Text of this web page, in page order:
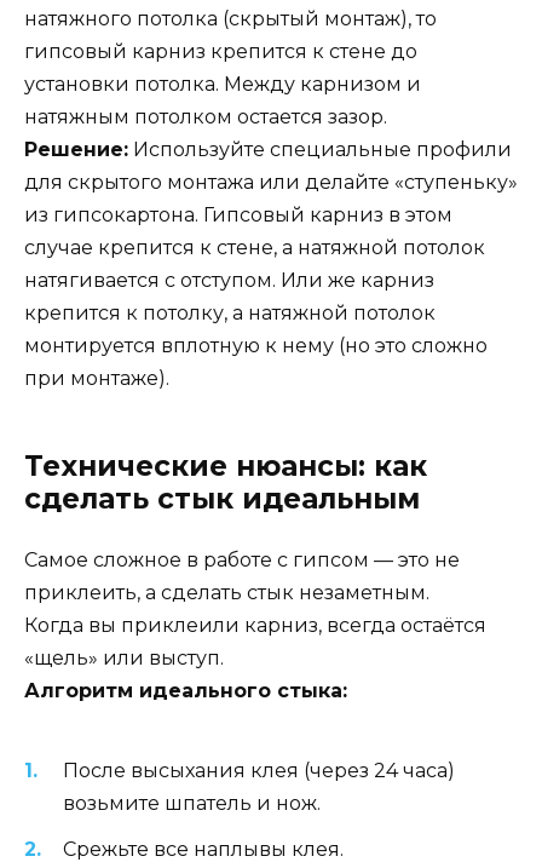
натяжного потолка (скрытый монтаж), то
гипсовый карниз крепится к стене до
установки потолка. Между карнизом и
натяжным потолком остается зазор.
Решение: Используйте специальные профили
для скрытого монтажа или делайте «ступеньку»
из гипсокартона. Гипсовый карниз в этом
случае крепится к стене, а натяжной потолок
натягивается с отступом. Или же карниз
крепится к потолку, а натяжной потолок
монтируется вплотную к нему (но это сложно
при монтаже).
Технические нюансы: как
сделать стык идеальным
Самое сложное в работе с гипсом — это не
приклеить, а сделать стык незаметным.
Когда вы приклеили карниз, всегда остаётся
«щель» или выступ.
Алгоритм идеального стыка:
После высыхания клея (через 24 часа)
возьмите шпатель и нож.
Срежьте все наплывы клея.